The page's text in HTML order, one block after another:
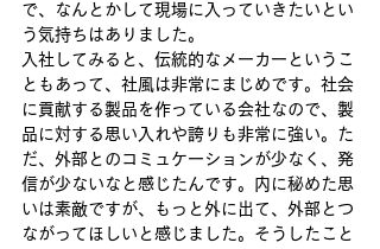
で、なんとかして現場に入っていきたいとい
う気持ちはありました。
入社してみると、伝統的な​​メーカーというこ
ともあって、社風は非常にまじめです。社会
に貢献する製品を作っている会社​な​ので、製
品に対する思い入れや誇りも非常に強い。た
だ、外部とのコミュケーションが少なく、発
信が少ない​な​​と感じた​んです。内に秘めた思
いは素敵ですが、もっと外に出て、外部とつ
ながってほしいと感じました。そうしたこと